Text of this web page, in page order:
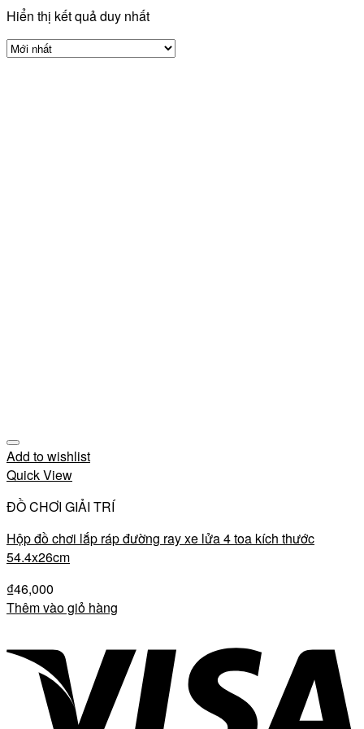
Hiển thị kết quả duy nhất
Add to wishlist
Quick View
ĐỒ CHƠI GIẢI TRÍ
Hộp đồ chơi lắp ráp đường ray xe lửa 4 toa kích thước
54.4x26cm
₫46,000
Thêm vào giỏ hàng